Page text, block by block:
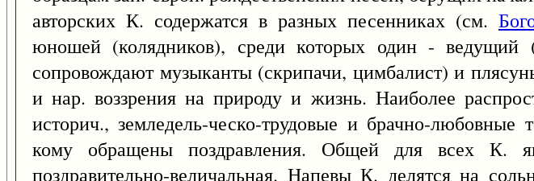
авторских К. содержатся в разных песенниках (см.
юношей (колядников), среди которых один - ведущий
сопровождают музыканты (скрипачи, цимбалист) и
и нар. воззрения на природу и жизнь. Наиболее
историч., земледель-ческо-трудовые и брачно-
кому обращены поздравления. Общей для всех К.
поздравительно-величальная. Напевы К. делятся на